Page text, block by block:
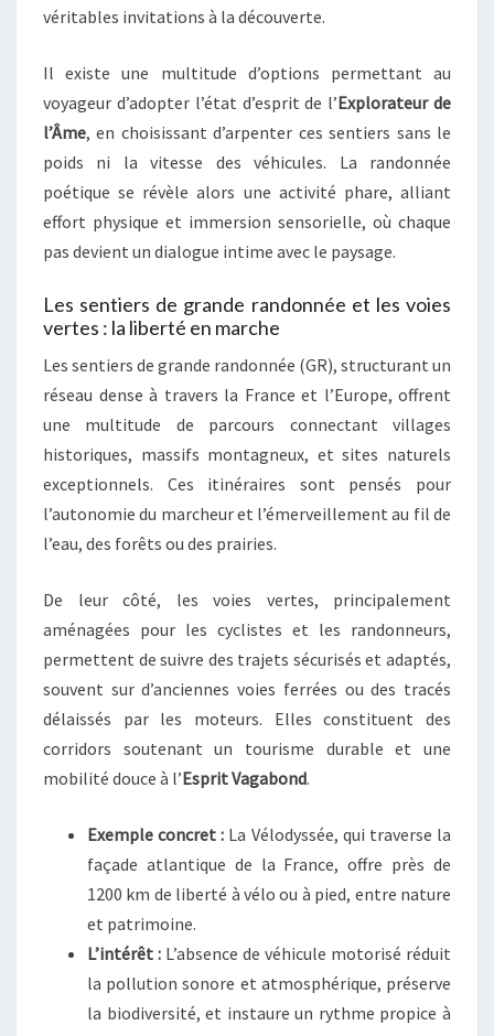
véritables invitations à la découverte.
Il existe une multitude d’options permettant au
voyageur d’adopter l’état d’esprit de l’Explorateur de
l’Âme, en choisissant d’arpenter ces sentiers sans le
poids ni la vitesse des véhicules. La randonnée
poétique se révèle alors une activité phare, alliant
effort physique et immersion sensorielle, où chaque
pas devient un dialogue intime avec le paysage.
Les sentiers de grande randonnée et les voies
vertes : la liberté en marche
Les sentiers de grande randonnée (GR), structurant un
réseau dense à travers la France et l’Europe, offrent
une multitude de parcours connectant villages
historiques, massifs montagneux, et sites naturels
exceptionnels. Ces itinéraires sont pensés pour
l’autonomie du marcheur et l’émerveillement au fil de
l’eau, des forêts ou des prairies.
De leur côté, les voies vertes, principalement
aménagées pour les cyclistes et les randonneurs,
permettent de suivre des trajets sécurisés et adaptés,
souvent sur d’anciennes voies ferrées ou des tracés
délaissés par les moteurs. Elles constituent des
corridors soutenant un tourisme durable et une
mobilité douce à l’Esprit Vagabond.
Exemple concret : La Vélodyssée, qui traverse la
façade atlantique de la France, offre près de
1200 km de liberté à vélo ou à pied, entre nature
et patrimoine.
L’intérêt : L’absence de véhicule motorisé réduit
la pollution sonore et atmosphérique, préserve
la biodiversité, et instaure un rythme propice à